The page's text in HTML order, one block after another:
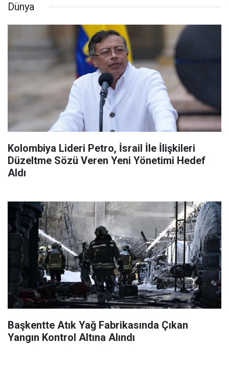
Dünya
Kolombiya Lideri Petro, İsrail İle İlişkileri
Düzeltme Sözü Veren Yeni Yönetimi Hedef
Aldı
Başkentte Atık Yağ Fabrikasında Çıkan
Yangın Kontrol Altına Alındı